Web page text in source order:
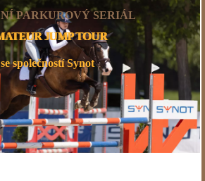
PARKUROVÝ SERIÁL
JUMP TOUR
se společností Synot